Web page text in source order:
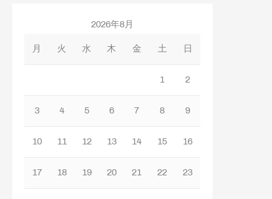
2026年8月
月 火 水 木 金 土 日
1 2
3 4 5 6 7 8 9
10 11 12 13 14 15 16
17 18 19 20 21 22 23